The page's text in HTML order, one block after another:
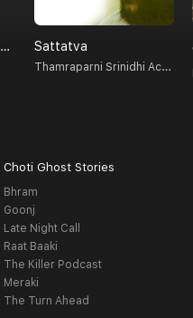
Lockdown Hotte Stand Up By Shravan Narayan
Sattatva
Thamraparni Srinidhi Achar
Choti Ghost Stories
Bhram
Goonj
Late Night Call
Raat Baaki
The Killer Podcast
Meraki
The Turn Ahead